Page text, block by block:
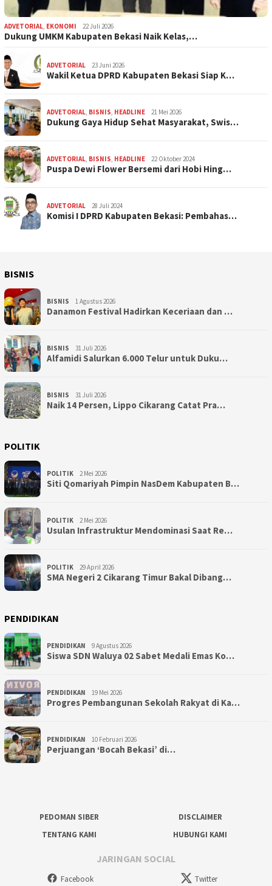
ADVETORIAL, EKONOMI 22 Juli 2026
Dukung UMKM Kabupaten Bekasi Naik Kelas,…
ADVETORIAL 23 Juni 2026
Wakil Ketua DPRD Kabupaten Bekasi Siap K…
ADVETORIAL, BISNIS, HEADLINE 21 Mei 2026
Dukung Gaya Hidup Sehat Masyarakat, Swis…
ADVETORIAL, BISNIS, HEADLINE 22 Oktober 2024
Puspa Dewi Flower Bersemi dari Hobi Hing…
ADVETORIAL 28 Juli 2024
Komisi I DPRD Kabupaten Bekasi: Pembahas…
BISNIS
BISNIS 1 Agustus 2026
Danamon Festival Hadirkan Keceriaan dan …
BISNIS 31 Juli 2026
Alfamidi Salurkan 6.000 Telur untuk Duku…
BISNIS 31 Juli 2026
Naik 14 Persen, Lippo Cikarang Catat Pra…
POLITIK
POLITIK 2 Mei 2026
Siti Qomariyah Pimpin NasDem Kabupaten B…
POLITIK 2 Mei 2026
Usulan Infrastruktur Mendominasi Saat Re…
POLITIK 29 April 2026
SMA Negeri 2 Cikarang Timur Bakal Dibang…
PENDIDIKAN
PENDIDIKAN 9 Agustus 2026
Siswa SDN Waluya 02 Sabet Medali Emas Ko…
PENDIDIKAN 19 Mei 2026
Progres Pembangunan Sekolah Rakyat di Ka…
PENDIDIKAN 10 Februari 2026
Perjuangan ‘Bocah Bekasi’ di…
PEDOMAN SIBER
DISCLAIMER
TENTANG KAMI
HUBUNGI KAMI
JARINGAN SOCIAL
Facebook Twitter